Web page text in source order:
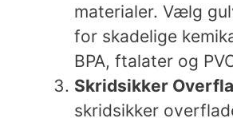
materialer. Vælg
for skadelige
BPA, ftalater og
Skridsikker
skridsikker